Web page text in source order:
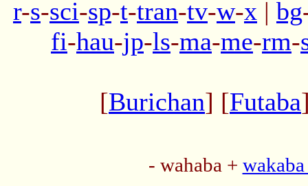
r-s-sci-sp-t-tran-tv-w-x | bg
fi-hau-jp-ls-ma-me-rm-
[Burichan] [Futaba
- wahaba +